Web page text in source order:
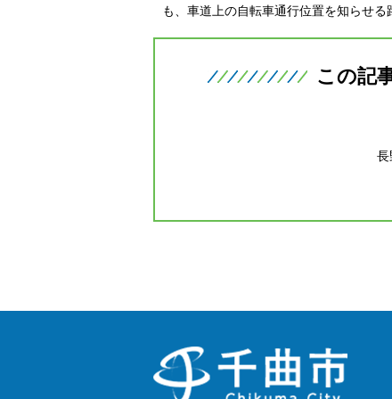
も、車道上の自転車通行位置を知らせる
この記
長
千
曲
市